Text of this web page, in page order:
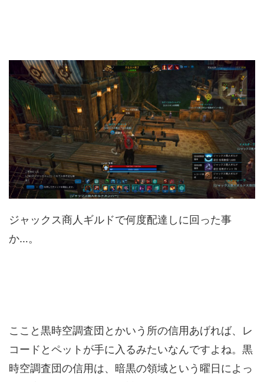
ジャックス商人ギルドで何度配達しに回った事
か…。
ここと黒時空調査団とかいう所の信用あげれば、レ
コードとペットが手に入るみたいなんですよね。黒
時空調査団の信用は、暗黒の領域という曜日によっ